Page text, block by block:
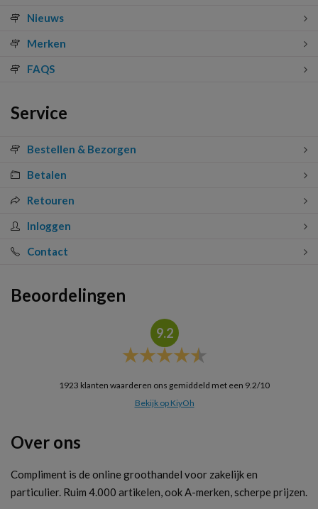
Nieuws
Merken
FAQS
Service
Bestellen & Bezorgen
Betalen
Retouren
Inloggen
Contact
Beoordelingen
9.2
1923 klanten waarderen ons gemiddeld met een 9.2/10
Bekijk op KiyOh
Over ons
Compliment is de online groothandel voor zakelijk en
particulier. Ruim 4.000 artikelen, ook A-merken, scherpe prijzen.